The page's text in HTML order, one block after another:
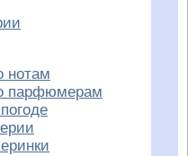
нотам
парфюмерам